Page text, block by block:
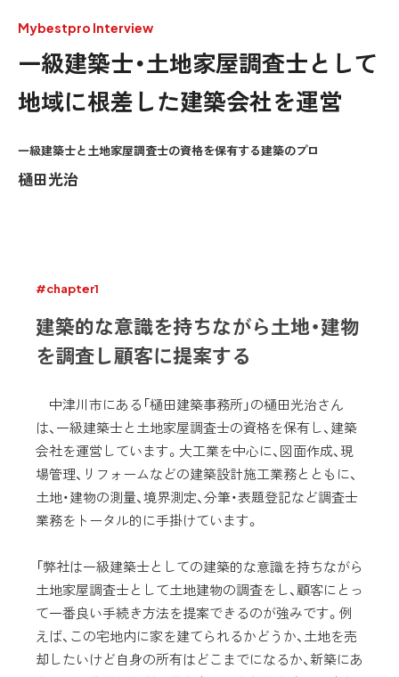
Mybestpro Interview
一級建築士・土地家屋調査士として
地域に根差した建築会社を運営
一級建築士と土地家屋調査士の資格を保有する建築のプロ
樋田光治
#chapter1
建築的な意識を持ちながら土地・建物
を調査し顧客に提案する
中津川市にある「樋田建築事務所」の樋田光治さん
は、一級建築士と土地家屋調査士の資格を保有し、建築
会社を運営しています。大工業を中心に、図面作成、現
場管理、リフォームなどの建築設計施工業務とともに、
土地・建物の測量、境界測定、分筆・表題登記など調査士
業務をトータル的に手掛けています。
「弊社は一級建築士としての建築的な意識を持ちながら
土地家屋調査士として土地建物の調査をし、顧客にとっ
て一番良い手続き方法を提案できるのが強みです。例
えば、この宅地内に家を建てられるかどうか、土地を売
却したいけど自身の所有はどこまでになるか、新築にあ